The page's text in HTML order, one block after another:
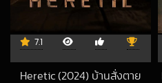
7.1
Heretic (2024) บ้านสั่งตาย